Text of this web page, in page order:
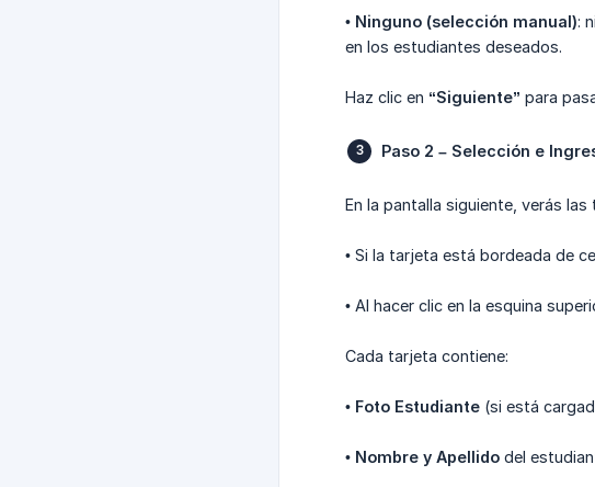
• Ninguno (selección manual):
en los estudiantes deseados.
Haz clic en “Siguiente” para
Paso 2 – Selección e
En la pantalla siguiente, verás
• Si la tarjeta está bordeada de
• Al hacer clic en la esquina
Cada tarjeta contiene:
• Foto Estudiante (si está
• Nombre y Apellido del